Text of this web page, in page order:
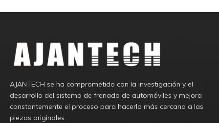
AJANTECH se ha comprometido con la investigación y el
desarrollo del sistema de frenado de automóviles y mejora
constantemente el proceso para hacerlo más cercano a las
piezas originales.